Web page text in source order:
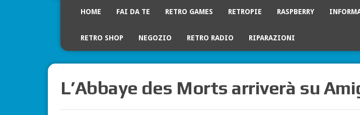
HOME FAI DA TE RETRO GAMES RETROPIE RASPBERRY
RETRO SHOP NEGOZIO RETRO RADIO RIPARAZIONI
L’Abbaye des Morts arriverà su